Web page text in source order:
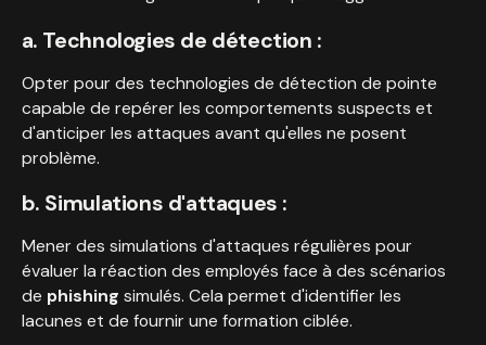
a. Technologies de détection :
Opter pour des technologies de détection de pointe
capable de repérer les comportements suspects et
d'anticiper les attaques avant qu'elles ne posent
problème.
b. Simulations d'attaques :
Mener des simulations d'attaques régulières pour
évaluer la réaction des employés face à des scénarios
de phishing simulés. Cela permet d'identifier les
lacunes et de fournir une formation ciblée.